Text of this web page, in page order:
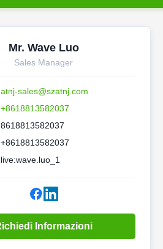
Mr. Wave Luo
Sales Manager
atnj-sales@szatnj.com
+8618813582037
8618813582037
+8618813582037
live:wave.luo_1
Informazioni